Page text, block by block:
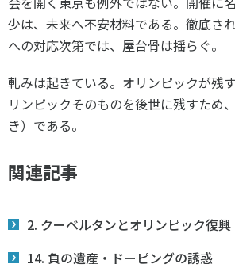
少は、未来へ不安材料である。徹底さ
への対応次第では、屋台骨は揺らぐ。
軋みは起きている。オリンピックが残
リンピックそのものを後世に残すため
き）である。
関連記事
2. クーベルタンとオリンピック復興
14. 負の遺産・ドーピングの誘惑